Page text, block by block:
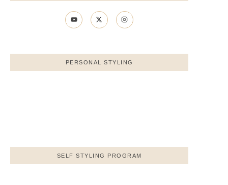
PERSONAL STYLING
SELF STYLING PROGRAM